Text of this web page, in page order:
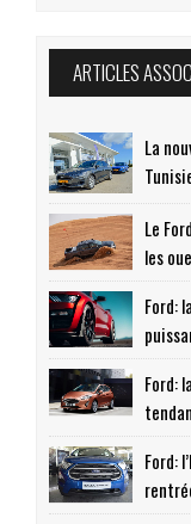
ARTICLES
La
Le
les
Ford:
Ford:
Ford: